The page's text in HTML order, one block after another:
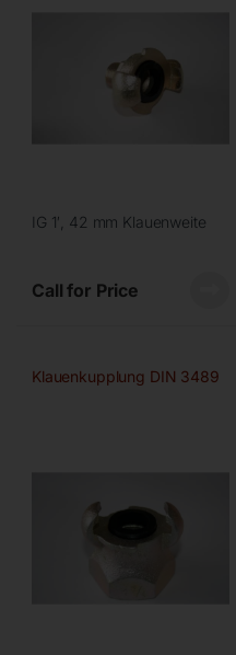
IG 1′, 42 mm Klauenweite
Call for Price
Klauenkupplung DIN 3489